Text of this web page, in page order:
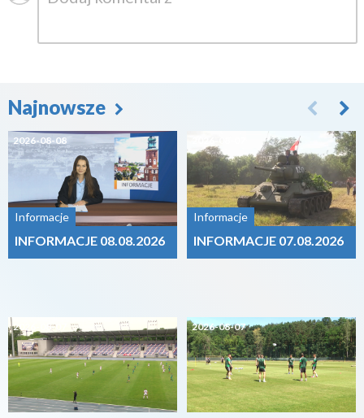
Najnowsze
2026-08-08
Informacje
INFORMACJE 08.08.2026
2026-08-07
Informacje
INFORMACJE 07.08.2026
2026-08-07